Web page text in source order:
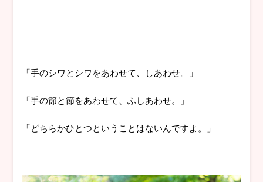
「手のシワとシワをあわせて、しあわせ。」
「手の節と節をあわせて、ふしあわせ。」
「どちらかひとつということはないんですよ。」